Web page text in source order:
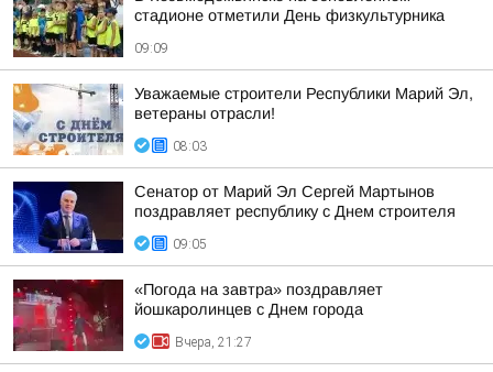
стадионе отметили День физкультурника
09:09
Уважаемые строители Республики Марий Эл,
ветераны отрасли!
08:03
Сенатор от Марий Эл Сергей Мартынов
поздравляет республику с Днем строителя
09:05
«Погода на завтра» поздравляет
йошкаролинцев с Днем города
Вчера, 21:27